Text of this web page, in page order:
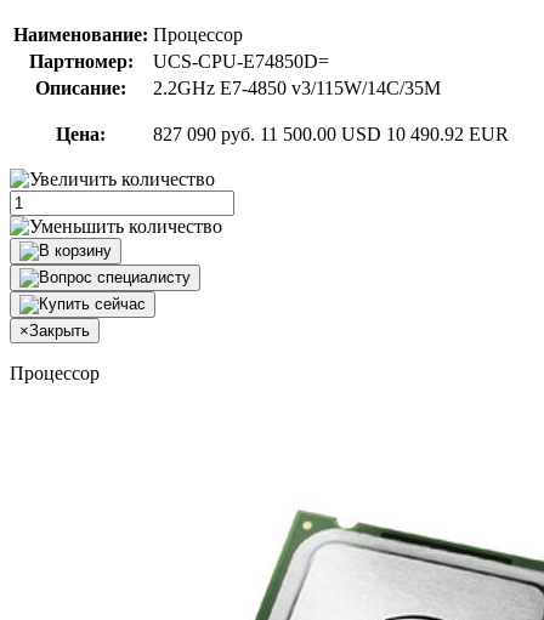
Наименование: Процессор
Партномер:
UCS-CPU-E74850D=
Описание:
2.2GHz E7-4850 v3/115W/14C/35M
Цена: 827 090 руб. 11 500.00 USD 10 490.92 EUR
×Закрыть
Процессор